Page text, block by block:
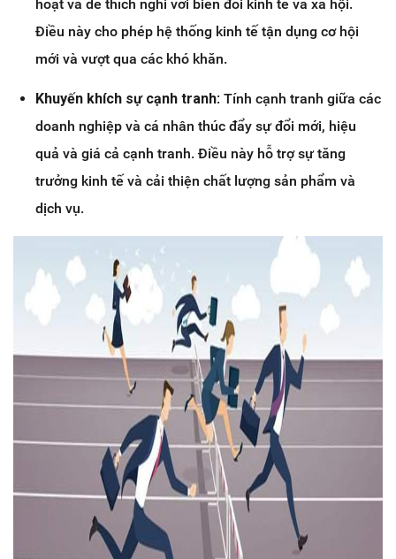
hoạt và dễ thích nghi với biến đổi kinh tế và xã hội.
Điều này cho phép hệ thống kinh tế tận dụng cơ hội
mới và vượt qua các khó khăn.
Khuyến khích sự cạnh tranh: Tính cạnh tranh giữa các
doanh nghiệp và cá nhân thúc đẩy sự đổi mới, hiệu
quả và giá cả cạnh tranh. Điều này hỗ trợ sự tăng
trưởng kinh tế và cải thiện chất lượng sản phẩm và
dịch vụ.